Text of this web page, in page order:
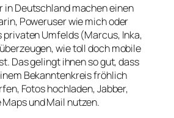
in Deutschland machen einen
Poweruser wie mich oder
privaten Umfelds (Marcus, Inka,
wie toll doch mobile
Das gelingt ihnen so gut, dass
Bekanntenkreis fröhlich
Fotos hochladen, Jabber,
und Mail nutzen.